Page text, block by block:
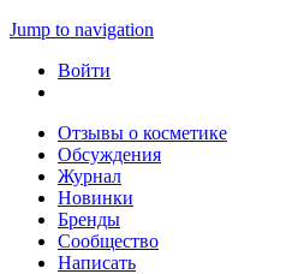
Jump to navigation
Войти
Отзывы о косметике
Обсуждения
Журнал
Новинки
Бренды
Сообщество
Написать